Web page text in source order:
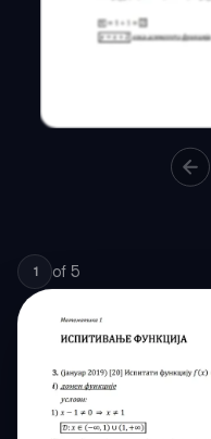
1 of 5